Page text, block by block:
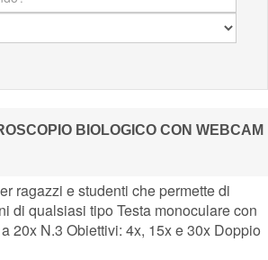
BIOLOGICO CON WEBCAM
ragazzi e studenti che permette di
di qualsiasi tipo Testa monoculare con
20x N.3 Obiettivi: 4x, 15x e 30x Doppio